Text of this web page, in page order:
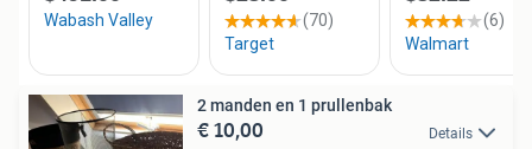
2 manden en 1 prullenbak
€ 10,00 Details